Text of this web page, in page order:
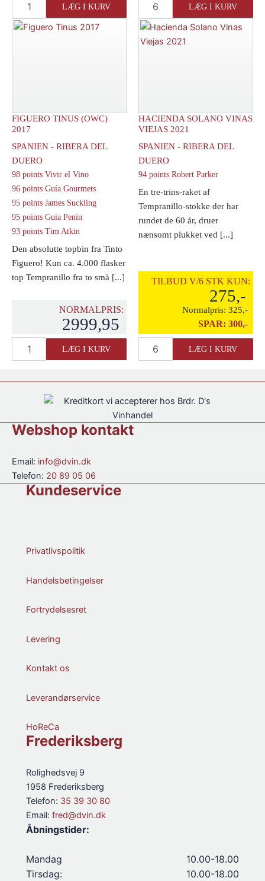
Mariol
Vermouth
Blanc
LÆG I KURV
White
Vermouth
LÆG I KURV
FIGUERO TINUS (OWC)
2017
SPANIEN - RIBERA DEL
DUERO
98 points Vivir el Vino
96 points Guía Gourmets
95 points James Suckling
95 points Guia Penin
93 points Tim Atkin
Den absolutte topbin fra Tinto
Figuero! Kun ca. 4.000 flasker
top Tempranillo fra to små [...]
NORMALPRIS:
2999,95
Tinus
LÆG I KURV
HACIENDA SOLANO VINAS
VIEJAS 2021
SPANIEN - RIBERA DEL
DUERO
94 points Robert Parker
En tre-trins-raket af
Tempranillo-stokke der har
rundet de 60 år, druer
nænsomt plukket ved [...]
TILBUD V/6 STK KUN:
275,-
Normalpris: 325,-
SPAR: 300,-
Hacienda
Solano
antal
LÆG I KURV
Webshop kontakt
Email: info@dvin.dk
Telefon: 20 89 05 06
Kundeservice
Privatlivspolitik
Handelsbetingelser
Fortrydelsesret
Levering
Kontakt os
Leverandørservice
HoReCa
Frederiksberg
Rolighedsvej 9
1958 Frederiksberg
Telefon: 35 39 30 80
Email: fred@dvin.dk
Åbningstider:
Mandag
10.00-18.00
Tirsdag:
10.00-18.00